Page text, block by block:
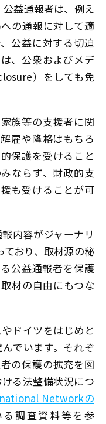
益通報者は、例え
の通報に対して適
公益に対する切迫
、公衆およびメデ
）をしても免
族等の支援者に関
雇や降格はもちろ
保護を受けること
ならず、財政的支
も受けることが可
内容がジャーナリ
ており、取材源の秘
公益通報者を保護
材の自由にもつな
ドイツをはじめと
でいます。それぞ
の保護の拡充を図
る法整備状況につ
Networkの
調査資料等を参